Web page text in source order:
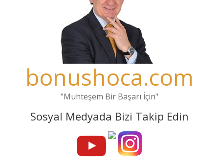
PROGRAMI (SÜLEYMAN BELEDİOĞLU İSMAİL YOLCU)
‘Kırmızı Kalem’ |İsmail Yolcu, Sevinç Atabay, Süleyman
Beledioğlu| 20.02.2022
bonushoca.com
"Muhteşem Bir Başarı İçin"
Sosyal Medyada Bizi Takip Edin